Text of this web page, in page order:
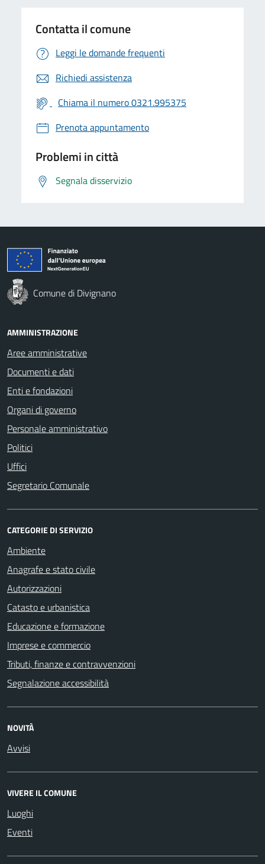
Contatta il comune
Leggi le domande frequenti
Richiedi assistenza
Chiama il numero 0321.995375
Prenota appuntamento
Problemi in città
Segnala disservizio
Comune di Divignano
AMMINISTRAZIONE
Aree amministrative
Documenti e dati
Enti e fondazioni
Organi di governo
Personale amministrativo
Politici
Uffici
Segretario Comunale
CATEGORIE DI SERVIZIO
Ambiente
Anagrafe e stato civile
Autorizzazioni
Catasto e urbanistica
Educazione e formazione
Imprese e commercio
Tributi, finanze e contravvenzioni
Segnalazione accessibilità
NOVITÀ
Avvisi
VIVERE IL COMUNE
Luoghi
Eventi